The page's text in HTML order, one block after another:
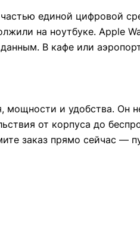
частью единой цифровой
на ноутбуке. Apple
В кафе или
мощности и удобства. Он
от корпуса до
заказ прямо сейчас —